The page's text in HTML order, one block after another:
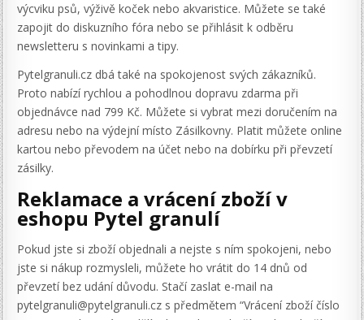
výcviku psů, výživě koček nebo akvaristice. Můžete se také
zapojit do diskuzního fóra nebo se přihlásit k odběru
newsletteru s novinkami a tipy.
Pytelgranuli.cz dbá také na spokojenost svých zákazníků.
Proto nabízí rychlou a pohodlnou dopravu zdarma při
objednávce nad 799 Kč. Můžete si vybrat mezi doručením na
adresu nebo na výdejní místo Zásilkovny. Platit můžete online
kartou nebo převodem na účet nebo na dobírku při převzetí
zásilky.
Reklamace a vrácení zboží v
eshopu Pytel granulí
Pokud jste si zboží objednali a nejste s ním spokojeni, nebo
jste si nákup rozmysleli, můžete ho vrátit do 14 dnů od
převzetí bez udání důvodu. Stačí zaslat e-mail na
pytelgranuli@pytelgranuli.cz s předmětem “Vrácení zboží číslo